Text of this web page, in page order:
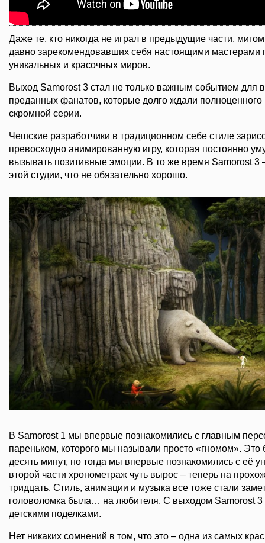
Даже те, кто никогда не играл в предыдущие части, мигом
давно зарекомендовавших себя настоящими мастерами
уникальных и красочных миров.
Выход Samorost 3 стал не только важным событием для
преданных фанатов, которые долго ждали полноценного
скромной серии.
Чешские разработчики в традиционном себе стиле
превосходно анимированную игру, которая постоянно
вызывать позитивные эмоции. В то же время Samorost 3
этой студии, что не обязательно хорошо.
В Samorost 1 мы впервые познакомились с главным
пареньком, которого мы называли просто «гномом». Это
десять минут, но тогда мы впервые познакомились с её
второй части хронометраж чуть вырос – теперь на
тридцать. Стиль, анимации и музыка все тоже стали
головоломка была… на любителя. С выходом Samorost 3
детскими поделками.
Нет никаких сомнений в том, что это – одна из самых